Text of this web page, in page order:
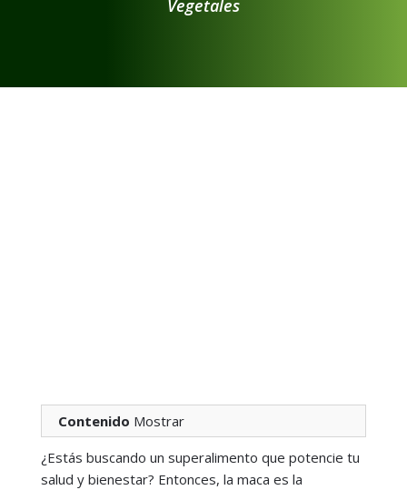
Vegetales
Contenido Mostrar
¿Estás buscando un superalimento que potencie tu
salud y bienestar? Entonces, la maca es la